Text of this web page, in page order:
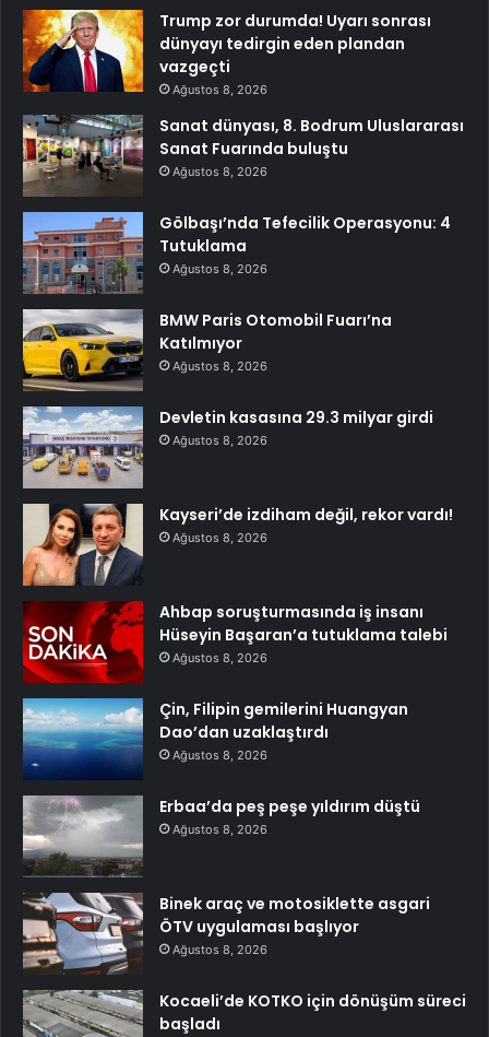
Trump zor durumda! Uyarı sonrası
dünyayı tedirgin eden plandan
vazgeçti
Ağustos 8, 2026
Sanat dünyası, 8. Bodrum Uluslararası
Sanat Fuarında buluştu
Ağustos 8, 2026
Gölbaşı’nda Tefecilik Operasyonu: 4
Tutuklama
Ağustos 8, 2026
BMW Paris Otomobil Fuarı’na
Katılmıyor
Ağustos 8, 2026
Devletin kasasına 29.3 milyar girdi
Ağustos 8, 2026
Kayseri’de izdiham değil, rekor vardı!
Ağustos 8, 2026
Ahbap soruşturmasında iş insanı
Hüseyin Başaran’a tutuklama talebi
Ağustos 8, 2026
Çin, Filipin gemilerini Huangyan
Dao’dan uzaklaştırdı
Ağustos 8, 2026
Erbaa’da peş peşe yıldırım düştü
Ağustos 8, 2026
Binek araç ve motosiklette asgari
ÖTV uygulaması başlıyor
Ağustos 8, 2026
Kocaeli’de KOTKO için dönüşüm süreci
başladı